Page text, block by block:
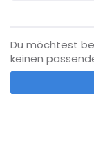
Du möchtest
keinen